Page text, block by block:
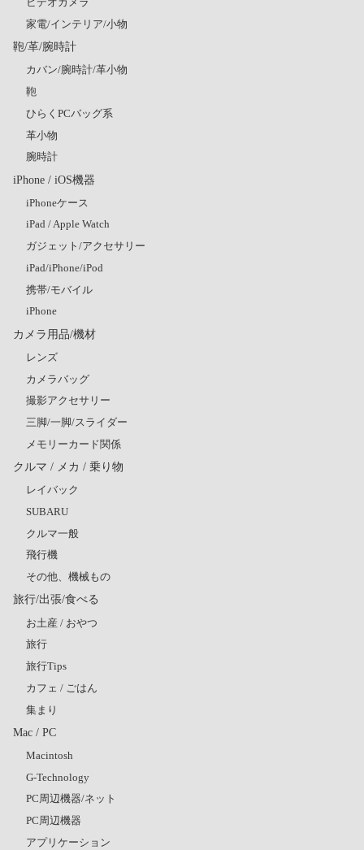
家電/インテリア/小物
鞄/革/腕時計
カバン/腕時計/革小物
鞄
ひらくPCバッグ系
革小物
腕時計
iPhone / iOS機器
iPhoneケース
iPad / Apple Watch
ガジェット/アクセサリー
iPad/iPhone/iPod
携帯/モバイル
iPhone
カメラ用品/機材
レンズ
カメラバッグ
撮影アクセサリー
三脚/一脚/スライダー
メモリーカード関係
クルマ / メカ / 乗り物
レイバック
SUBARU
クルマ一般
飛行機
その他、機械もの
旅行/出張/食べる
お土産 / おやつ
旅行
旅行Tips
カフェ / ごはん
集まり
Mac / PC
Macintosh
G-Technology
PC周辺機器/ネット
PC周辺機器
アプリケーション